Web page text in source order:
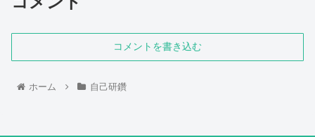
コメントを書き込む
ホーム 自己研鑽